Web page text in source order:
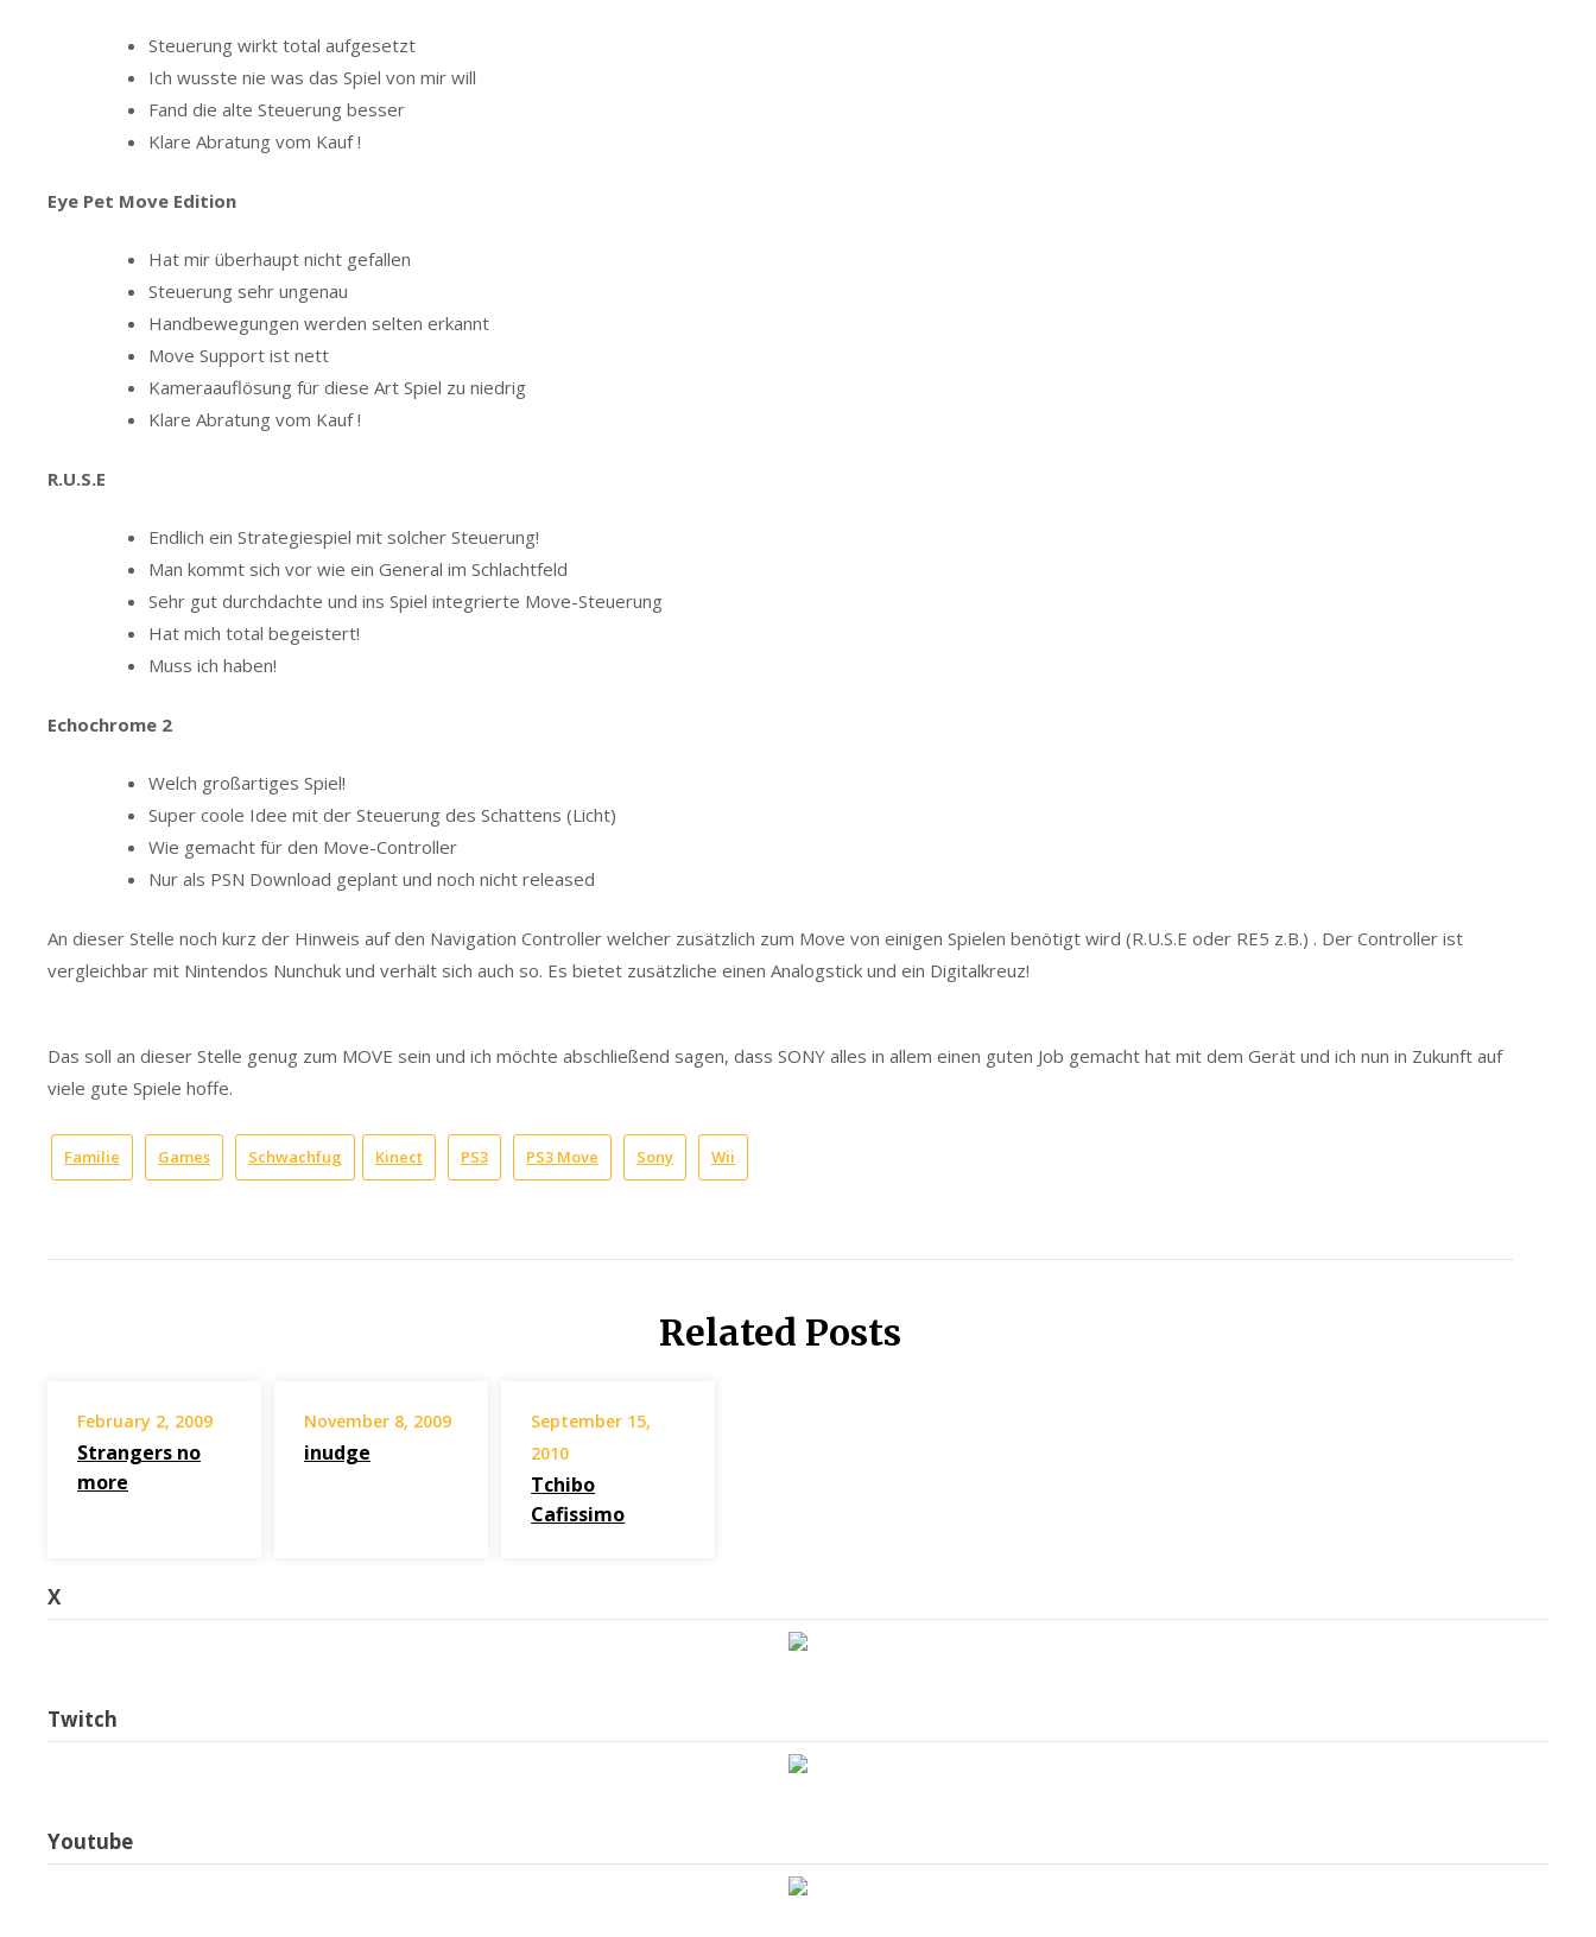
Steuerung wirkt total aufgesetzt
Ich wusste nie was das Spiel von mir will
Fand die alte Steuerung besser
Klare Abratung vom Kauf !
Eye Pet Move Edition
Hat mir überhaupt nicht gefallen
Steuerung sehr ungenau
Handbewegungen werden selten erkannt
Move Support ist nett
Kameraauflösung für diese Art Spiel zu niedrig
Klare Abratung vom Kauf !
R.U.S.E
Endlich ein Strategiespiel mit solcher Steuerung!
Man kommt sich vor wie ein General im Schlachtfeld
Sehr gut durchdachte und ins Spiel integrierte Move-Steuerung
Hat mich total begeistert!
Muss ich haben!
Echochrome 2
Welch großartiges Spiel!
Super coole Idee mit der Steuerung des Schattens (Licht)
Wie gemacht für den Move-Controller
Nur als PSN Download geplant und noch nicht released
An dieser Stelle noch kurz der Hinweis auf den Navigation Controller welcher zusätzlich zum Move von einigen Spielen benötigt wird (R.U.S.E oder RE5 z.B.) . Der Controller ist
vergleichbar mit Nintendos Nunchuk und verhält sich auch so. Es bietet zusätzliche einen Analogstick und ein Digitalkreuz!
Das soll an dieser Stelle genug zum MOVE sein und ich möchte abschließend sagen, dass SONY alles in allem einen guten Job gemacht hat mit dem Gerät und ich nun in Zukunft auf
viele gute Spiele hoffe.
Familie Games Schwachfug Kinect PS3 PS3 Move Sony Wii
Related Posts
February 2, 2009
Strangers no
more
November 8, 2009
inudge
September 15,
2010
Tchibo
Cafissimo
X
Twitch
Youtube